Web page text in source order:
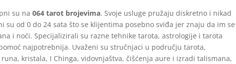
su na064 tarot brojevima. Svoje usluge pružaju diskretno i nikad
su od 0 do 24 sata što se klijentima posebno sviđa jer znaju da im se
i noći. Specijalizirali su razne tehnike tarota, astrologije i tarota
najpotrebnija. Uvaženi su stručnjaci u području tarota,
kristala, I Chinga, vidovnjaštva, čišćenja aure i izradi talismana,